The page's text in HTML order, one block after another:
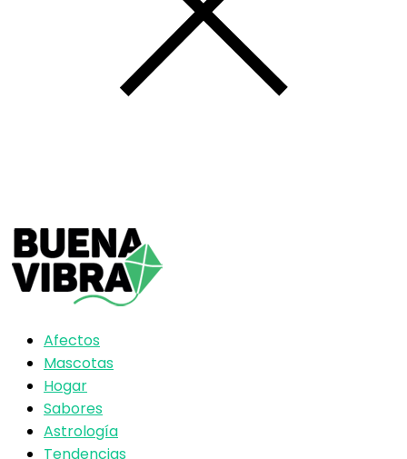
Afectos
Mascotas
Hogar
Sabores
Astrología
Tendencias